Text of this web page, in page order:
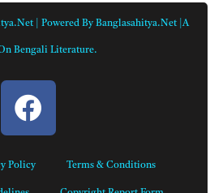
| Powered By Banglasahitya.net |A
Bengali Literature.
Policy Terms & Conditions